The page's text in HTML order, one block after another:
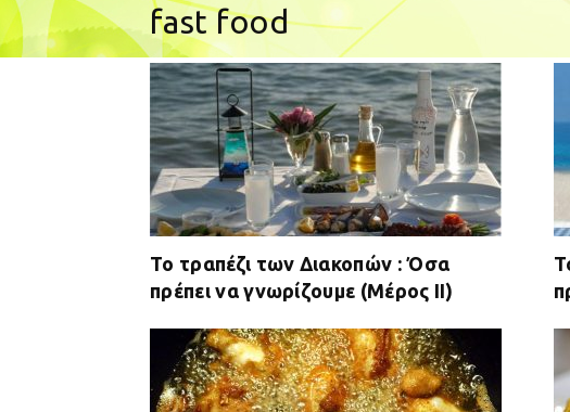
fast food
Το τραπέζι των Διακοπών : Όσα
πρέπει να γνωρίζουμε (Μέρος IΙ)